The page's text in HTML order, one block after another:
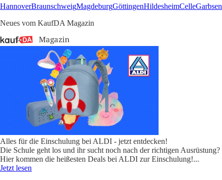
HannoverBraunschweigMagdeburgGöttingenHildesheimCelleGarbsen
Neues vom KaufDA Magazin
Alles für die Einschulung bei ALDI - jetzt entdecken!
Die Schule geht los und ihr sucht noch nach der richtigen Ausrüstung?
Hier kommen die heißesten Deals bei ALDI zur Einschulung!...
Jetzt lesen